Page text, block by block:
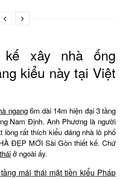
xây nhà ống
kiểu này tại Việt
ngang6m dài 14m hiện đại 3 tầng
Nam Định. Anh Phương là người
lòng rất thích kiểu dáng nhà lô phố
ĐẸP MỚI Sài Gòn thiết kế. Chứ
ở ngoài ấy.
mái thái mặt tiền kiểu Pháp